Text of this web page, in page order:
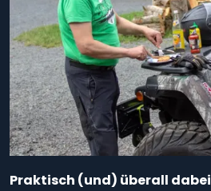
Praktisch (und) überall dabei